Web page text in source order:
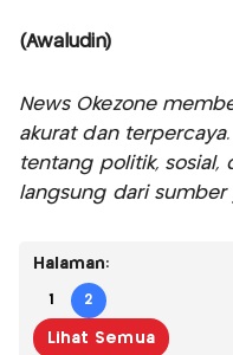
(Awaludin)
News Okezone
akurat dan
tentang politik, sosial,
langsung dari sumber
Halaman:
1 2
Lihat Semua